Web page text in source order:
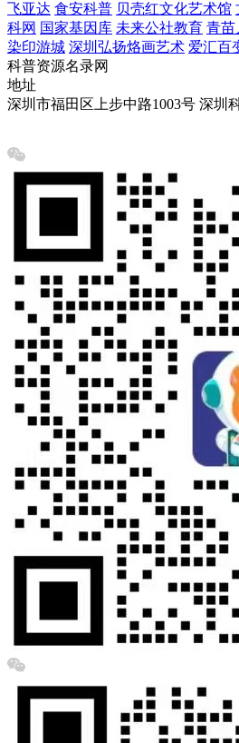
飞亚达 食安科普 贝壳红文化艺术馆
科网 国家基因库 未来公社教育 青苗
染印游城 深圳弘扬烙画艺术 爱汇百
科普资源名录网
地址
深圳市福田区上步中路1003号 深圳